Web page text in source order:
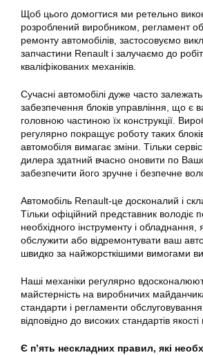
Щоб цього домогтися ми ретельно
розроблений виробником, регламент
ремонту автомобілів, застосовуємо
запчастини Renault і залучаємо до робіт
кваліфікованих механіків.
Сучасні автомобілі дуже часто
забезпечення блоків управління, що є
головною частиною їх конструкції.
регулярно покращує роботу таких
автомобіля вимагає зміни. Тільки
дилера здатний вчасно оновити по
забезпечити його зручне і безпечне
Автомобіль Renault-це досконалий і
Тільки офіційний представник володіє
необхідного інструменту і
обслужити або відремонтувати ваш
швидко за найжорсткішими вимогами
Наші механіки регулярно
майстерність на виробничих
стандарти і регламенти
відповідно до високих стандартів якості
Є п’ять нескладних правил, які